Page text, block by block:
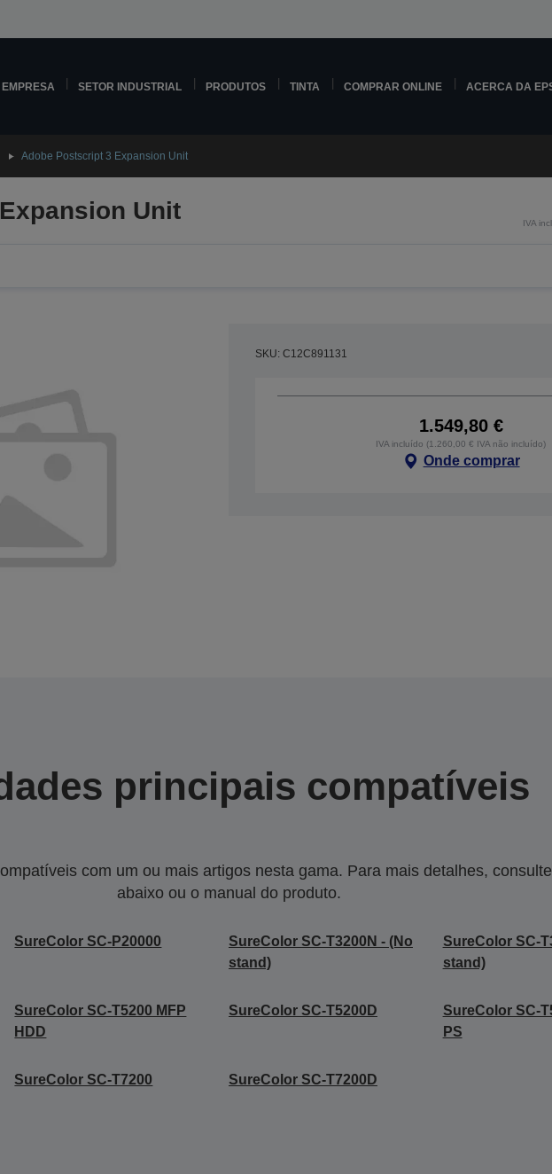
EMPRESA SETOR INDUSTRIAL PRODUTOS TINTA COMPRAR ONLINE ACERCA DA
Adobe Postscript 3 Expansion Unit
Unit IVA
SKU: C12C891131
1.549,80 €
IVA incluído (1.260,00 € IVA não incluído)
Onde comprar
principais compatíveis
com um ou mais artigos nesta gama. Para mais detalhes,
abaixo ou o manual do produto.
SureColor SC-P20000
SureColor SC-T3200N - (No
stand)
SureColor SC-
stand)
SureColor SC-T5200 MFP
HDD
SureColor SC-T5200D
SureColor SC-
PS
SureColor SC-T7200 SureColor SC-T7200D